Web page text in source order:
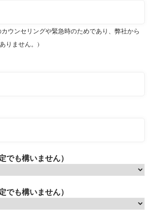
ウンセリングや緊急時のためであり、弊社から
りません。)
でも構いません）
でも構いません）